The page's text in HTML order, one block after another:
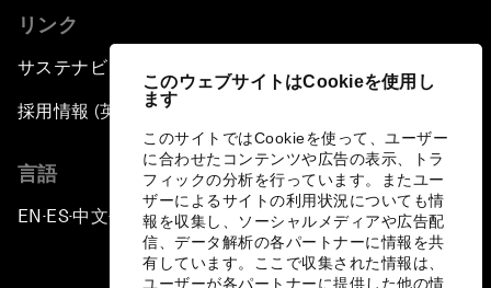
このウェブサイトはCookieを使用し
ます
このサイトではCookieを使って、ユーザー
に合わせたコンテンツや広告の表示、トラ
フィックの分析を行っています。またユー
ザーによるサイトの利用状況についても情
報を収集し、ソーシャルメディアや広告配
信、データ解析の各パートナーに情報を共
有しています。ここで収集された情報は、
ユーザーが各パートナーに提供した他の情
リンク
サステナビリティへの取り組み
採用情報 (英語のみ)
言語
EN ▪ES▪中文▪ 日本語